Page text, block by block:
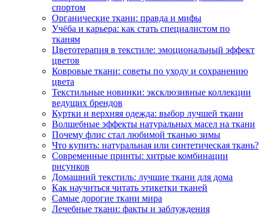
спортом
Органические ткани: правда и мифы
Учёба и карьера: как стать специалистом по
тканям
Цветотерапия в текстиле: эмоциональный эффект
цветов
Ковровые ткани: советы по уходу и сохранению
цвета
Текстильные новинки: эксклюзивные коллекции
ведущих брендов
Куртки и верхняя одежда: выбор лучшей ткани
Волшебные эффекты натуральных масел на ткани
Почему флис стал любимой тканью зимы
Что купить: натуральная или синтетическая ткань?
Современные принты: хитрые комбинации
рисунков
Домашний текстиль: лучшие ткани для дома
Как научиться читать этикетки тканей
Самые дорогие ткани мира
Лечебные ткани: факты и заблуждения